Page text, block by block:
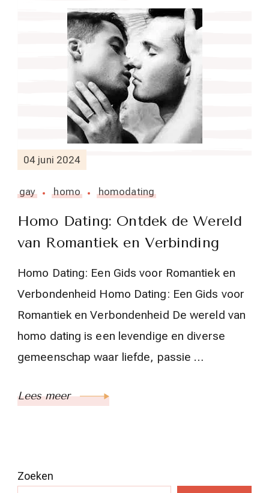
04 juni 2024
gay homo homodating
Homo Dating: Ontdek de Wereld
van Romantiek en Verbinding
Homo Dating: Een Gids voor Romantiek en
Verbondenheid Homo Dating: Een Gids voor
Romantiek en Verbondenheid De wereld van
homo dating is een levendige en diverse
gemeenschap waar liefde, passie …
Lees meer
Zoeken